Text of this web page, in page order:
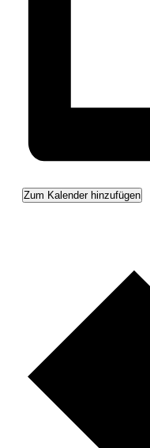
Zum Kalender hinzufügen